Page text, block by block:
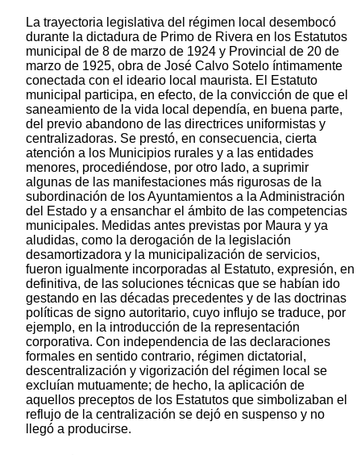
La trayectoria legislativa del régimen local desembocó
durante la dictadura de Primo de Rivera en los Estatutos
municipal de 8 de marzo de 1924 y Provincial de 20 de
marzo de 1925, obra de José Calvo Sotelo íntimamente
conectada con el ideario local maurista. El Estatuto
municipal participa, en efecto, de la convicción de que el
saneamiento de la vida local dependía, en buena parte,
del previo abandono de las directrices uniformistas y
centralizadoras. Se prestó, en consecuencia, cierta
atención a los Municipios rurales y a las entidades
menores, procediéndose, por otro lado, a suprimir
algunas de las manifestaciones más rigurosas de la
subordinación de los Ayuntamientos a la Administración
del Estado y a ensanchar el ámbito de las competencias
municipales. Medidas antes previstas por Maura y ya
aludidas, como la derogación de la legislación
desamortizadora y la municipalización de servicios,
fueron igualmente incorporadas al Estatuto, expresión, en
definitiva, de las soluciones técnicas que se habían ido
gestando en las décadas precedentes y de las doctrinas
políticas de signo autoritario, cuyo influjo se traduce, por
ejemplo, en la introducción de la representación
corporativa. Con independencia de las declaraciones
formales en sentido contrario, régimen dictatorial,
descentralización y vigorización del régimen local se
excluían mutuamente; de hecho, la aplicación de
aquellos preceptos de los Estatutos que simbolizaban el
reflujo de la centralización se dejó en suspenso y no
llegó a producirse.